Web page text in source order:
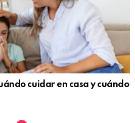
cuidar en casa y cuándo